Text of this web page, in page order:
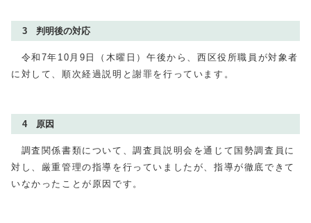
3 判明後の対応
令和7年 10 月9日（木曜日）午後から、西区役所職員が対象者
に対して、順次経過説明と謝罪を行っています。
4 原因
調査関係書類について、調査員説明会を通じて国勢調査員に
対し、厳重管理の指導を行っていましたが、指導が徹底できて
いなかったことが原因です。